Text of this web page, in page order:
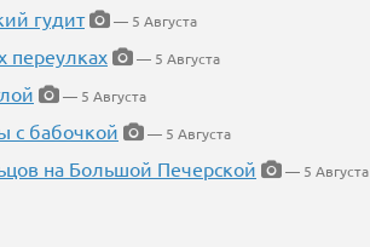
гудит
— 5 Августа
переулках
— 5 Августа
— 5 Августа
с бабочкой
— 5 Августа
на Большой Печерской — 5 Августа